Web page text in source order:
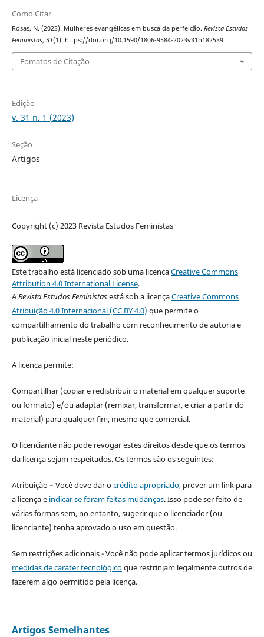
Como Citar
Rosas, N. (2023). Mulheres evangélicas em busca da perfeição. Revista Estudos
Feministas, 31(1). https://doi.org/10.1590/1806-9584-2023v31n182539
Fomatos de Citação
Edição
v. 31 n. 1 (2023)
Seção
Artigos
Licença
Copyright (c) 2023 Revista Estudos Feministas
Este trabalho está licenciado sob uma licençaCreative Commons
Attribution 4.0 International License.
ARevista Estudos Feministasestá sob a licençaCreative Commons
Atribuição 4.0 Internacional (CC BY 4.0) que permite o
compartilhamento do trabalho com reconhecimento de autoria e
publicação inicial neste periódico.
A licença permite:
Compartilhar (copiar e redistribuir o material em qualquer suporte
ou formato) e/ou adaptar (remixar, transformar, e criar a partir do
material) para qualquer fim, mesmo que comercial.
O licenciante não pode revogar estes direitos desde que os termos
da licença sejam respeitados. Os termos são os seguintes:
Atribuição – Você deve dar ocrédito apropriado, prover um link para
a licença e indicar se foram feitas mudanças. Isso pode ser feito de
várias formas sem, no entanto, sugerir que o licenciador (ou
licenciante) tenha aprovado o uso em questão.
Sem restrições adicionais - Você não pode aplicar termos jurídicos ou
medidas de caráter tecnológicoque restrinjam legalmente outros de
fazerem algo permitido pela licença.
Artigos Semelhantes